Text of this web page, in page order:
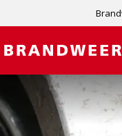
Brandweer